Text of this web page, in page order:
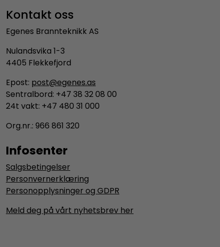
Kontakt oss
Egenes Brannteknikk AS
Nulandsvika 1-3
4405 Flekkefjord
Epost: post@egenes.as
Sentralbord: +47 38 32 08 00
24t vakt: +47 480 31 000
Org.nr.: 966 861 320
Infosenter
Salgsbetingelser
Personvernerklæring
Personopplysninger og GDPR
Meld deg på vårt nyhetsbrev her